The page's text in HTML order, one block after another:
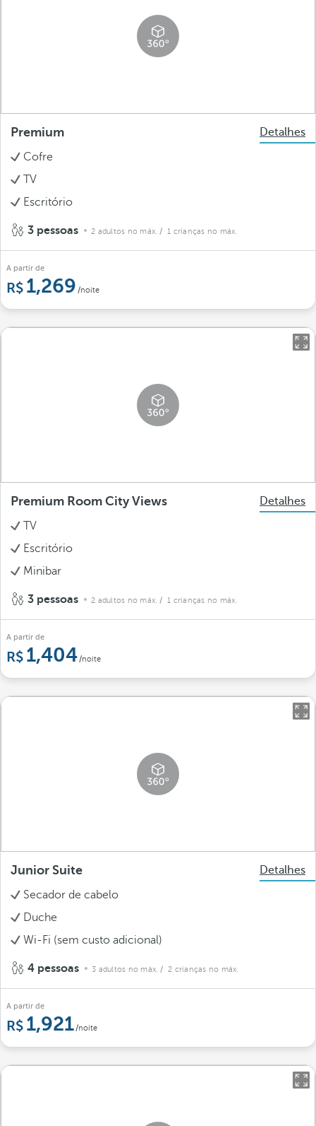
Premium
Detalhes
Cofre
TV
Escritório
3 pessoas 2 adultos no máx. / 1 crianças no máx.
A partir de
1,269 /noite
Premium Room City Views
Detalhes
TV
Escritório
Minibar
3 pessoas 2 adultos no máx. / 1 crianças no máx.
A partir de
1,404/noite
Junior Suite
Detalhes
Secador de cabelo
Duche
Wi-Fi (sem custo adicional)
4 pessoas 3 adultos no máx. / 2 crianças no máx.
A partir de
1,921/noite